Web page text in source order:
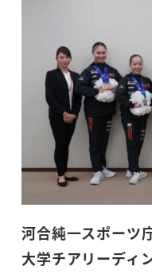
河合純一スポーツ
大学チアリーディ